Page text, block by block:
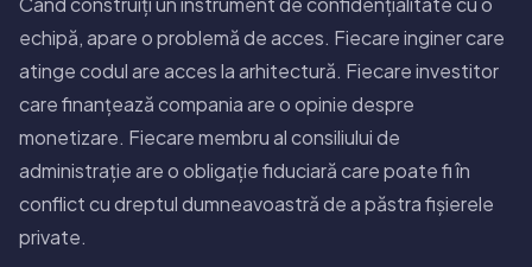
echipă, apare o problemă de acces. Fiecare inginer care
atinge codul are acces la arhitectură. Fiecare investitor
care finanțează compania are o opinie despre
monetizare. Fiecare membru al consiliului de
administrație are o obligație fiduciară care poate fi în
conflict cu dreptul dumneavoastră de a păstra fișierele
private.